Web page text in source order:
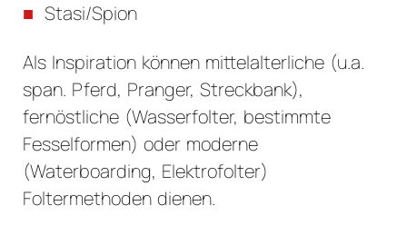
Stasi/Spion
Als Inspiration können mittelalterliche (u.a.
span. Pferd, Pranger, Streckbank),
fernöstliche (Wasserfolter, bestimmte
Fesselformen) oder moderne
(Waterboarding, Elektrofolter)
Foltermethoden dienen.